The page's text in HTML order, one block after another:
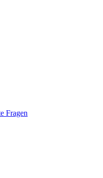
Fragen